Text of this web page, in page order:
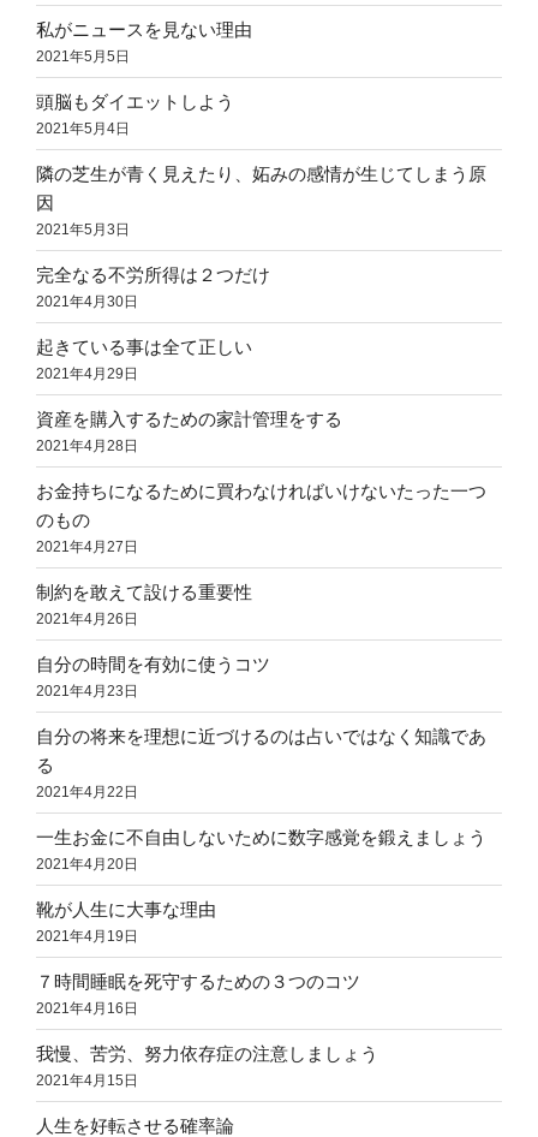
私がニュースを見ない理由
2021年5月5日
頭脳もダイエットしよう
2021年5月4日
隣の芝生が青く見えたり、妬みの感情が生じてしまう原
因
2021年5月3日
完全なる不労所得は２つだけ
2021年4月30日
起きている事は全て正しい
2021年4月29日
資産を購入するための家計管理をする
2021年4月28日
お金持ちになるために買わなければいけないたった一つ
のもの
2021年4月27日
制約を敢えて設ける重要性
2021年4月26日
自分の時間を有効に使うコツ
2021年4月23日
自分の将来を理想に近づけるのは占いではなく知識であ
る
2021年4月22日
一生お金に不自由しないために数字感覚を鍛えましょう
2021年4月20日
靴が人生に大事な理由
2021年4月19日
７時間睡眠を死守するための３つのコツ
2021年4月16日
我慢、苦労、努力依存症の注意しましょう
2021年4月15日
人生を好転させる確率論